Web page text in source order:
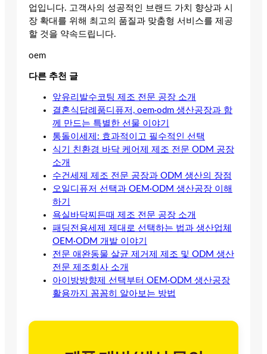
업입니다. 고객사의 성공적인 브랜드 가치 향상과 시
장 확대를 위해 최고의 품질과 맞춤형 서비스를 제공
할 것을 약속드립니다.
oem
다른 추천 글
앞유리발수코팅 제조 전문 공장 소개
결혼식답례품디퓨저, oem·odm 생산공장과 함
께 만드는 특별한 선물 이야기
통돌이세제: 효과적이고 필수적인 선택
식기 친환경 바닥 케어제 제조 전문 ODM 공장
소개
수건세제 제조 전문 공장과 ODM 생산의 장점
오일디퓨저 선택과 OEM·ODM 생산공장 이해
하기
욕실바닥찌든때 제조 전문 공장 소개
패딩전용세제 제대로 선택하는 법과 생산업체
OEM·ODM 개발 이야기
전문 애완동물 살균 제거제 제조 및 ODM 생산
전문 제조회사 소개
아이방방향제 선택부터 OEM·ODM 생산공장
활용까지 꼼꼼히 알아보는 방법